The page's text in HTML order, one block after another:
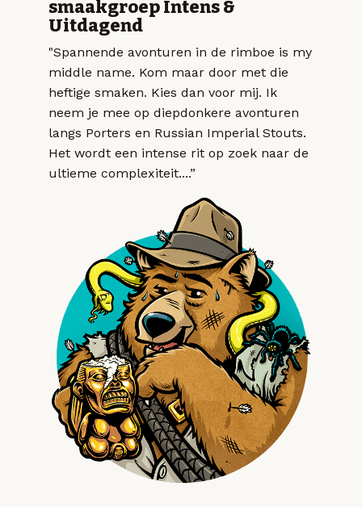
smaakgroep Intens &
Uitdagend
"Spannende avonturen in de rimboe is my
middle name. Kom maar door met die
heftige smaken. Kies dan voor mij. Ik
neem je mee op diepdonkere avonturen
langs Porters en Russian Imperial Stouts.
Het wordt een intense rit op zoek naar de
ultieme complexiteit....”